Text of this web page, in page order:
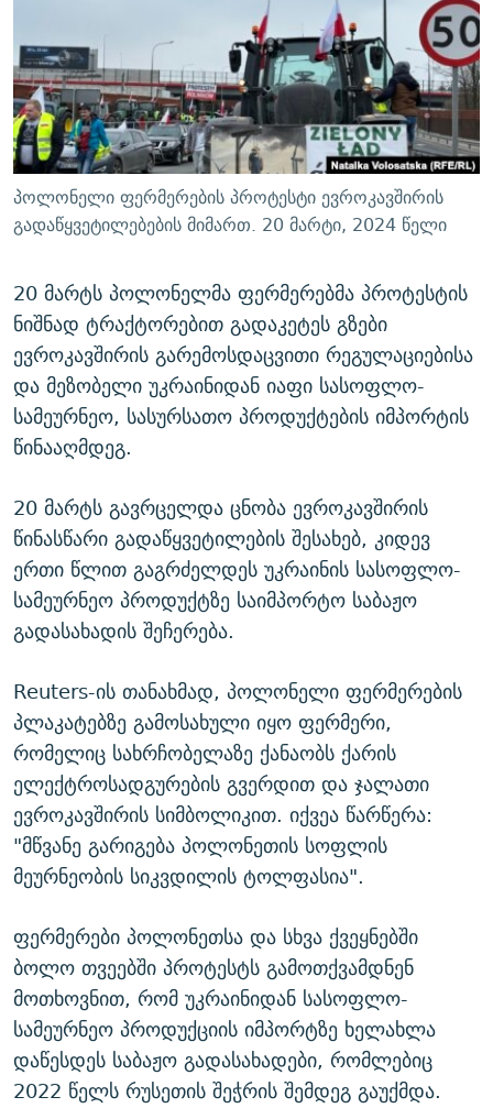
ᲨᲘᲜ - ᲣᲪᲮᲝᲔᲗᲨᲘ
ᲚᲘᲢᲔᲠᲐᲢᲣᲠᲣᲚᲘ ᲬᲐᲮᲜᲐᲒᲔᲑᲘ
ᲐᲛᲔᲠᲘᲙᲣᲚᲘ ᲛᲝᲗᲮᲠᲝᲑᲐ
ᲘᲛᲞᲔᲠᲘᲐ ᲓᲐ ᲠᲐᲓᲘᲝ
ᲩᲔᲛᲘ ᲡᲘᲙᲕᲓᲘᲚᲘᲡ ᲛᲘᲖᲔᲖᲘᲐ COVID-19
11 ᲬᲔᲚᲘ - 11 ᲐᲛᲑᲐᲕᲘ
ᲡᲐᲞᲐᲠᲚᲐᲛᲔᲜᲢᲝ ᲐᲠᲩᲔᲕᲜᲔᲑᲘᲡ ᲘᲡᲢᲝᲠᲘᲐ
ᲑᲐᲕᲨᲕᲔᲑᲘ ᲞᲠᲝᲡᲢᲘᲢᲣᲪᲘᲐᲨᲘ - ᲐᲛᲝᲣᲗᲥᲛᲔᲚᲘ ᲐᲛᲑᲐᲕᲘ
5 ᲐᲛᲑᲐᲕᲘ - 20 ᲘᲕᲜᲘᲡᲡ ᲓᲐᲨᲐᲕᲔᲑᲣᲚᲔᲑᲘ
ᲐᲒᲕᲘᲡᲢᲝᲡ ᲝᲛᲘ
რთე/რთ-ის ყველა საიტი
პოლონელი ფერმერების პროტესტი ევროკავშირის
გადაწყვეტილებების მიმართ. 20 მარტი, 2024 წელი
20 მარტს პოლონელმა ფერმერებმა პროტესტის
ნიშნად ტრაქტორებით გადაკეტეს გზები
ევროკავშირის გარემოსდაცვითი რეგულაციებისა
და მეზობელი უკრაინიდან იაფი სასოფლო-
სამეურნეო, სასურსათო პროდუქტების იმპორტის
წინააღმდეგ.
20 მარტს გავრცელდა ცნობა ევროკავშირის
წინასწარი გადაწყვეტილების შესახებ, კიდევ
ერთი წლით გაგრძელდეს უკრაინის სასოფლო-
სამეურნეო პროდუქტზე საიმპორტო საბაჟო
გადასახადის შეჩერება.
Reuters-ის თანახმად, პოლონელი ფერმერების
პლაკატებზე გამოსახული იყო ფერმერი,
რომელიც სახრჩობელაზე ქანაობს ქარის
ელექტროსადგურების გვერდით და ჯალათი
ევროკავშირის სიმბოლიკით. იქვეა წარწერა:
"მწვანე გარიგება პოლონეთის სოფლის
მეურნეობის სიკვდილის ტოლფასია".
ფერმერები პოლონეთსა და სხვა ქვეყნებში
ბოლო თვეებში პროტესტს გამოთქვამდნენ
მოთხოვნით, რომ უკრაინიდან სასოფლო-
სამეურნეო პროდუქციის იმპორტზე ხელახლა
დაწესდეს საბაჟო გადასახადები, რომლებიც
2022 წელს რუსეთის შეჭრის შემდეგ გაუქმდა.